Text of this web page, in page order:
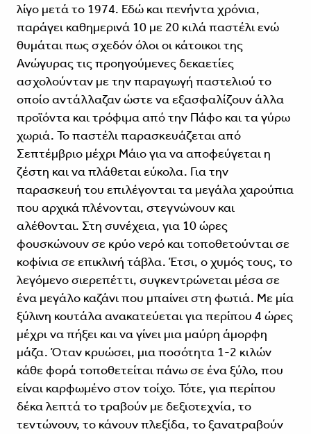
λίγο μετά το 1974. Εδώ και πενήντα χρόνια,
παράγει καθημερινά 10 με 20 κιλά παστέλι ενώ
θυμάται πως σχεδόν όλοι οι κάτοικοι της
Ανώγυρας τις προηγούμενες δεκαετίες
ασχολούνταν με την παραγωγή παστελιού το
οποίο αντάλλαζαν ώστε να εξασφαλίζουν άλλα
προϊόντα και τρόφιμα από την Πάφο και τα γύρω
χωριά. Το παστέλι παρασκευάζεται από
Σεπτέμβριο μέχρι Μάιο για να αποφεύγεται η
ζέστη και να πλάθεται εύκολα. Για την
παρασκευή του επιλέγονται τα μεγάλα χαρούπια
που αρχικά πλένονται, στεγνώνουν και
αλέθονται. Στη συνέχεια, για 10 ώρες
φουσκώνουν σε κρύο νερό και τοποθετούνται σε
κοφίνια σε επικλινή τάβλα. Έτσι, ο χυμός τους, το
λεγόμενο σιερεπέττι, συγκεντρώνεται μέσα σε
ένα μεγάλο καζάνι που μπαίνει στη φωτιά. Με μία
ξύλινη κουτάλα ανακατεύεται για περίπου 4 ώρες
μέχρι να πήξει και να γίνει μια μαύρη άμορφη
μάζα. Όταν κρυώσει, μια ποσότητα 1-2 κιλών
κάθε φορά τοποθετείται πάνω σε ένα ξύλο, που
είναι καρφωμένο στον τοίχο. Τότε, για περίπου
δέκα λεπτά το τραβούν με δεξιοτεχνία, το
τεντώνουν, το κάνουν πλεξίδα, το ξανατραβούν